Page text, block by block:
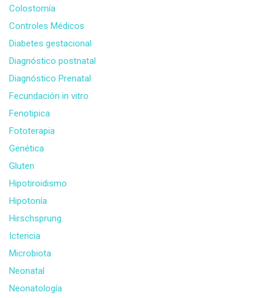
Colostomía
Controles Médicos
Diabetes gestacional
Diagnóstico postnatal
Diagnóstico Prenatal
Fecundación in vitro
Fenotipica
Fototerapia
Genética
Gluten
Hipotiroidismo
Hipotonía
Hirschsprung
Ictericia
Microbiota
Neonatal
Neonatología